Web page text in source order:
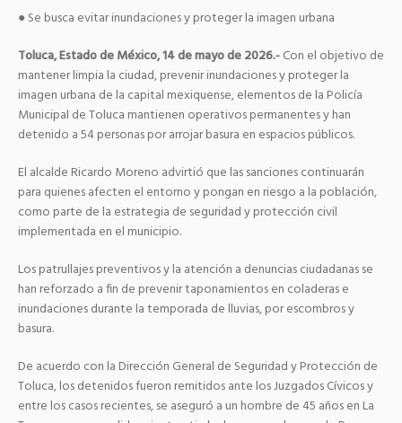
● Se busca evitar inundaciones y proteger la imagen urbana
Toluca, Estado de México, 14 de mayo de 2026.-Con el objetivo de
mantener limpia la ciudad, prevenir inundaciones y proteger la
imagen urbana de la capital mexiquense, elementos de la Policía
Municipal de Toluca mantienen operativos permanentes y han
detenido a 54 personas por arrojar basura en espacios públicos.
El alcalde Ricardo Moreno advirtió que las sanciones continuarán
para quienes afecten el entorno y pongan en riesgo a la población,
como parte de la estrategia de seguridad y protección civil
implementada en el municipio.
Los patrullajes preventivos y la atención a denuncias ciudadanas se
han reforzado a fin de prevenir taponamientos en coladeras e
inundaciones durante la temporada de lluvias, por escombros y
basura.
De acuerdo con la Dirección General de Seguridad y Protección de
Toluca, los detenidos fueron remitidos ante los Juzgados Cívicos y
entre los casos recientes, se aseguró a un hombre de 45 años en La